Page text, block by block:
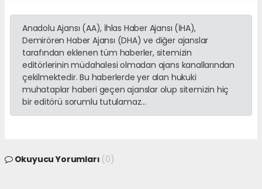
Anadolu Ajansı (AA), İhlas Haber Ajansı (İHA),
Demirören Haber Ajansı (DHA) ve diğer ajanslar
tarafından eklenen tüm haberler, sitemizin
editörlerinin müdahalesi olmadan ajans kanallarından
çekilmektedir. Bu haberlerde yer alan hukuki
muhataplar haberi geçen ajanslar olup sitemizin hiç
bir editörü sorumlu tutulamaz...
Okuyucu Yorumları (0)